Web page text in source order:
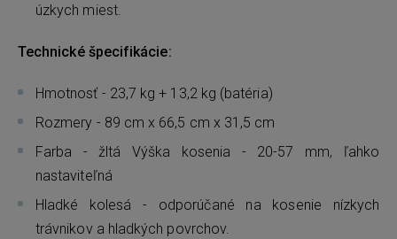
úzkych miest.
Technické špecifikácie:
Hmotnosť - 23,7 kg + 13,2 kg (batéria)
Rozmery - 89 cm x 66,5 cm x 31,5 cm
Farba - žltá Výška kosenia - 20-57 mm, ľahko
nastaviteľná
Hladké kolesá - odporúčané na kosenie nízkych
trávnikov a hladkých povrchov.